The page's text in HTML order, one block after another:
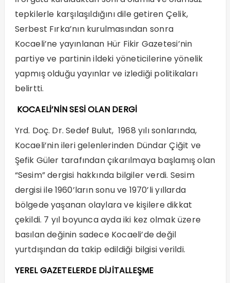
tepkilerle karşılaşıldığını dile getiren Çelik,
Serbest Fırka’nın kurulmasından sonra
Kocaeli’ne yayınlanan Hür Fikir Gazetesi’nin
partiye ve partinin ildeki yöneticilerine yönelik
yapmış olduğu yayınlar ve izlediği politikaları
belirtti.
KOCAELİ’NİN SESİ OLAN DERGİ
Yrd. Doç. Dr. Sedef Bulut, 1968 yılı sonlarında,
Kocaeli’nin ileri gelenlerinden Dündar Çiğit ve
Şefik Güler tarafından çıkarılmaya başlamış olan
“Sesim” dergisi hakkında bilgiler verdi. Sesim
dergisi ile 1960’ların sonu ve 1970’li yıllarda
bölgede yaşanan olaylara ve kişilere dikkat
çekildi. 7 yıl boyunca ayda iki kez olmak üzere
basılan değinin sadece Kocaeli’de değil
yurtdışından da takip edildiği bilgisi verildi.
YEREL GAZETELERDE DİJİTALLEŞME